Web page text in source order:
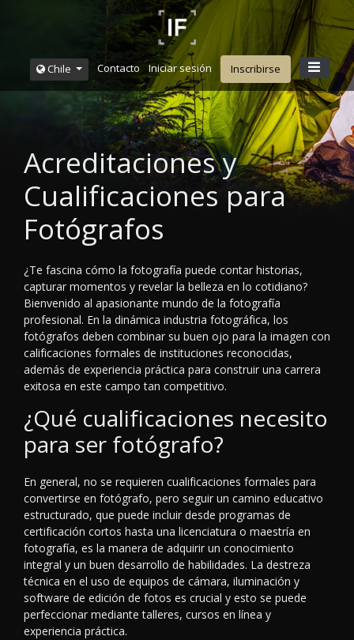
Chile Contacto Iniciar sesión Inscribirse
Acreditaciones y
Cualificaciones para
Fotógrafos
¿Te fascina cómo la fotografía puede contar historias,
capturar momentos y revelar la belleza en lo cotidiano?
Bienvenido al apasionante mundo de la fotografía
profesional. En la dinámica industria fotográfica, los
fotógrafos deben combinar su buen ojo para la imagen con
calificaciones formales de instituciones reconocidas,
además de experiencia práctica para construir una carrera
exitosa en este campo tan competitivo.
¿Qué cualificaciones necesito
para ser fotógrafo?
En general, no se requieren cualificaciones formales para
convertirse en fotógrafo, pero seguir un camino educativo
estructurado, que puede incluir desde programas de
certificación cortos hasta una licenciatura o maestría en
fotografía, es la manera de adquirir un conocimiento
integral y un buen desarrollo de habilidades. La destreza
técnica en el uso de equipos de cámara, iluminación y
software de edición de fotos es crucial y esto se puede
perfeccionar mediante talleres, cursos en línea y
experiencia práctica.